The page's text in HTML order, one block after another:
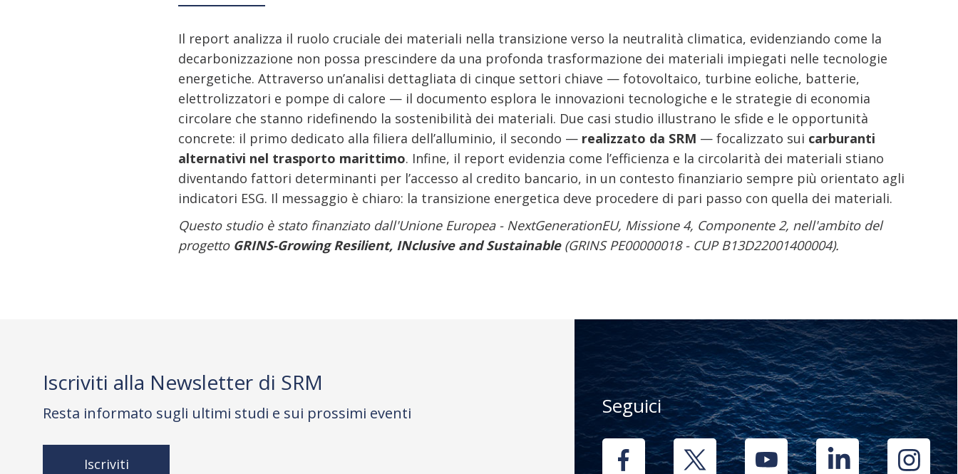
Il report analizza il ruolo cruciale dei materiali nella transizione verso la neutralità climatica, evidenziando come la
decarbonizzazione non possa prescindere da una profonda trasformazione dei materiali impiegati nelle tecnologie
energetiche. Attraverso un’analisi dettagliata di cinque settori chiave — fotovoltaico, turbine eoliche, batterie,
elettrolizzatori e pompe di calore — il documento esplora le innovazioni tecnologiche e le strategie di economia
circolare che stanno ridefinendo la sostenibilità dei materiali. Due casi studio illustrano le sfide e le opportunità
concrete: il primo dedicato alla filiera dell’alluminio, il secondo — realizzato da SRM — focalizzato sui carburanti
alternativi nel trasporto marittimo. Infine, il report evidenzia come l’efficienza e la circolarità dei materiali stiano
diventando fattori determinanti per l’accesso al credito bancario, in un contesto finanziario sempre più orientato agli
indicatori ESG. Il messaggio è chiaro: la transizione energetica deve procedere di pari passo con quella dei materiali.
Questo studio è stato finanziato dall'Unione Europea - NextGenerationEU, Missione 4, Componente 2, nell'ambito del
progetto GRINS-Growing Resilient, INclusive and Sustainable (GRINS PE00000018 - CUP B13D22001400004).
Iscriviti alla Newsletter di SRM
Resta informato sugli ultimi studi e sui prossimi eventi
Iscriviti
Seguici